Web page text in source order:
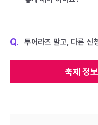
축제 정
Q. 투어라즈 말고, 다른 신